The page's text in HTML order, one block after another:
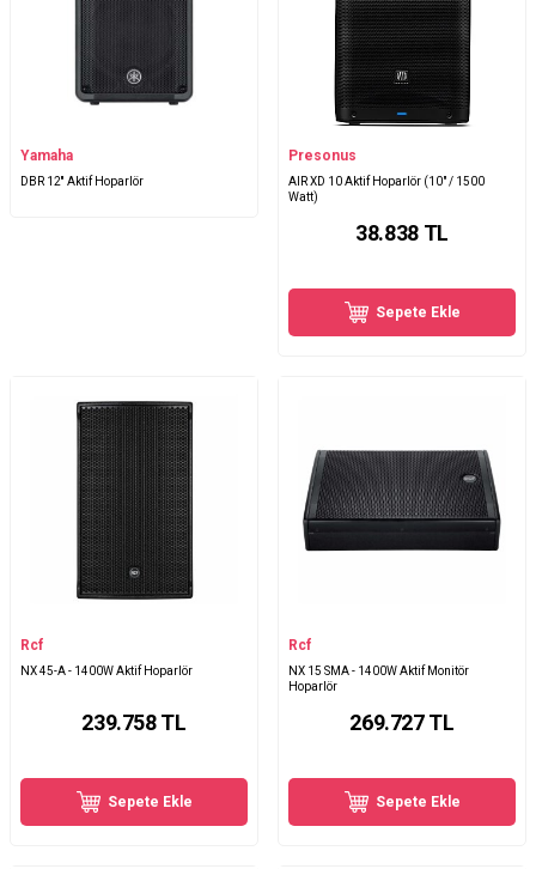
Yamaha
DBR 12'' Aktif Hoparlör
Presonus
AIR XD 10 Aktif Hoparlör (10" / 1500
Watt)
38.838TL
Sepete Ekle
Rcf
NX 45-A - 1400W Aktif Hoparlör
239.758TL
Sepete Ekle
Rcf
NX 15 SMA - 1400W Aktif Monitör
Hoparlör
269.727TL
Sepete Ekle